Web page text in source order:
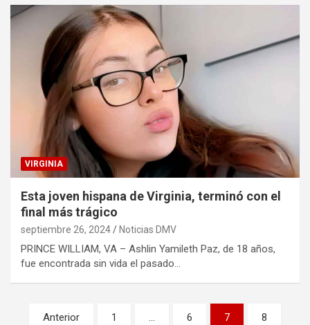
VIRGINIA
Esta joven hispana de Virginia, terminó con el
final más trágico
septiembre 26, 2024 Noticias DMV
PRINCE WILLIAM, VA – Ashlin Yamileth Paz, de 18 años,
fue encontrada sin vida el pasado…
Paginación
Anterior 1 … 6 7 8